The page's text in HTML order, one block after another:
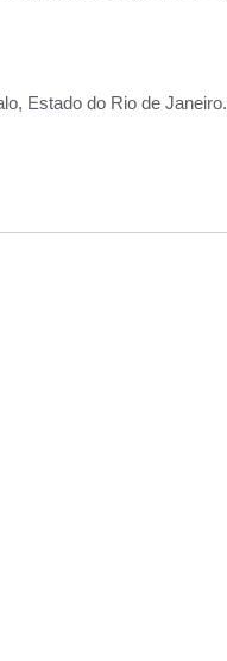
Estado do Rio de Janeiro.